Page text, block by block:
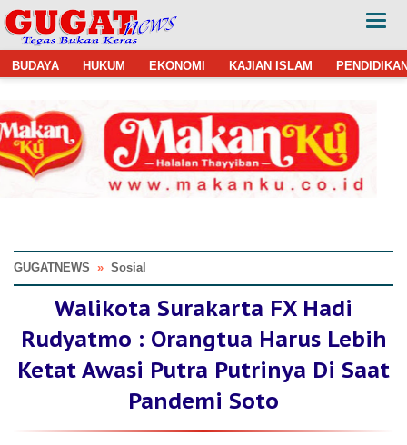
BUDAYA HUKUM EKONOMI KAJIAN ISLAM
GUGATNEWS » Sosial
Walikota Surakarta FX Hadi
Rudyatmo : Orangtua Harus Lebih
Ketat Awasi Putra Putrinya Di Saat
Pandemi Soto